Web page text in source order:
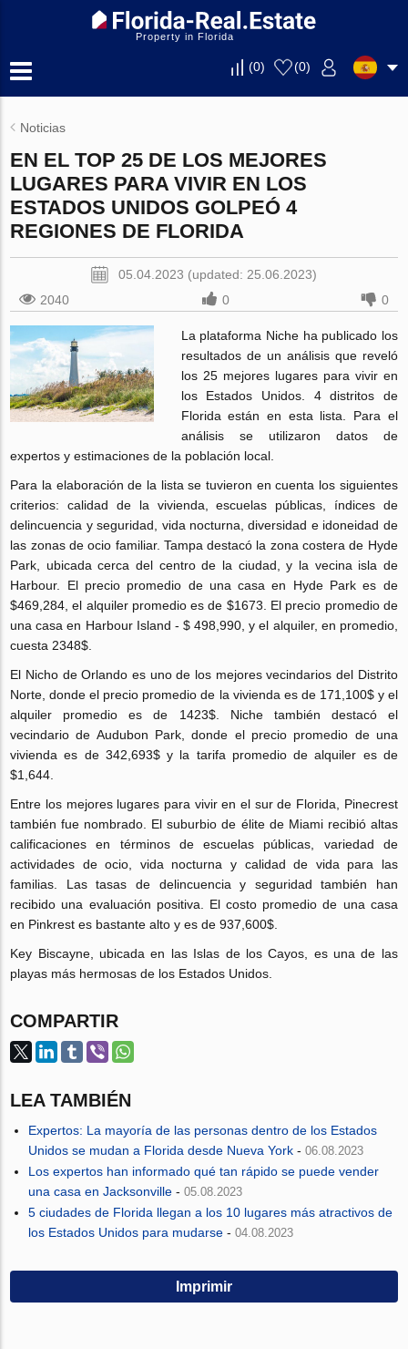
Property in Florida
(0) (0)
Noticias
EN EL TOP 25 DE LOS MEJORES
LUGARES PARA VIVIR EN LOS
ESTADOS UNIDOS GOLPEÓ 4
REGIONES DE FLORIDA
05.04.2023 (updated: 25.06.2023)
2040
0 0
La plataforma Niche ha publicado los
resultados de un análisis que reveló
los 25 mejores lugares para vivir en
los Estados Unidos. 4 distritos de
Florida están en esta lista. Para el
análisis se utilizaron datos de
expertos y estimaciones de la población local.
Para la elaboración de la lista se tuvieron en cuenta los siguientes
criterios: calidad de la vivienda, escuelas públicas, índices de
delincuencia y seguridad, vida nocturna, diversidad e idoneidad de
las zonas de ocio familiar. Tampa destacó la zona costera de Hyde
Park, ubicada cerca del centro de la ciudad, y la vecina isla de
Harbour. El precio promedio de una casa en Hyde Park es de
$469,284, el alquiler promedio es de $1673. El precio promedio de
una casa en Harbour Island - $ 498,990, y el alquiler, en promedio,
cuesta 2348$.
El Nicho de Orlando es uno de los mejores vecindarios del Distrito
Norte, donde el precio promedio de la vivienda es de 171,100$ y el
alquiler promedio es de 1423$. Niche también destacó el
vecindario de Audubon Park, donde el precio promedio de una
vivienda es de 342,693$ y la tarifa promedio de alquiler es de
$1,644.
Entre los mejores lugares para vivir en el sur de Florida, Pinecrest
también fue nombrado. El suburbio de élite de Miami recibió altas
calificaciones en términos de escuelas públicas, variedad de
actividades de ocio, vida nocturna y calidad de vida para las
familias. Las tasas de delincuencia y seguridad también han
recibido una evaluación positiva. El costo promedio de una casa
en Pinkrest es bastante alto y es de 937,600$.
Key Biscayne, ubicada en las Islas de los Cayos, es una de las
playas más hermosas de los Estados Unidos.
COMPARTIR
LEA TAMBIÉN
Expertos: La mayoría de las personas dentro de los Estados
Unidos se mudan a Florida desde Nueva York -06.08.2023
Los expertos han informado qué tan rápido se puede vender
una casa en Jacksonville -05.08.2023
5 ciudades de Florida llegan a los 10 lugares más atractivos de
los Estados Unidos para mudarse -04.08.2023
Imprimir